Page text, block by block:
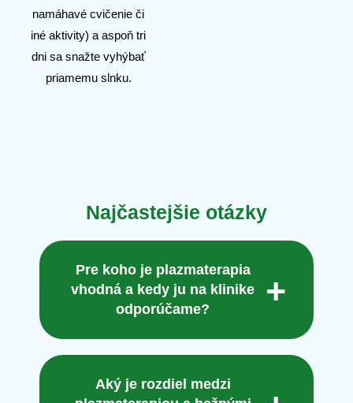
namáhavé cvičenie či
iné aktivity) a aspoň tri
dni sa snažte vyhýbať
priamemu slnku.
Najčastejšie otázky
Pre koho je plazmaterapia
vhodná a kedy ju na klinike
odporúčame?
Aký je rozdiel medzi